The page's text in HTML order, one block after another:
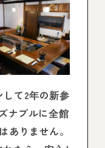
して2年の新参
ナブルに全館
ありません。